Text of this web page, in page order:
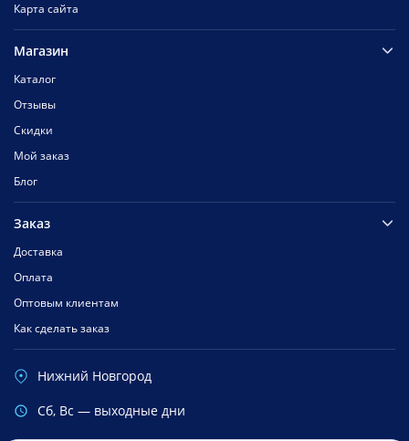
Карта сайта
Магазин
Каталог
Отзывы
Скидки
Мой заказ
Блог
Заказ
Доставка
Оплата
Оптовым клиентам
Как сделать заказ
Нижний Новгород
Cб, Вс — выходные дни